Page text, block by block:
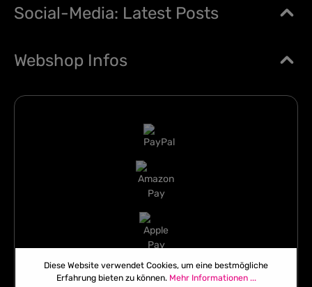
Social-Media: Latest Posts
Webshop Infos
Diese Website verwendet Cookies, um eine bestmögliche
Erfahrung bieten zu können. Mehr Informationen ...